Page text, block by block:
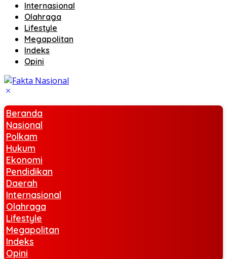
Internasional
Olahraga
Lifestyle
Megapolitan
Indeks
Opini
Beranda
Nasional
Polkam
Hukum
Ekonomi
Pendidikan
Daerah
Internasional
Olahraga
Lifestyle
Megapolitan
Indeks
Opini